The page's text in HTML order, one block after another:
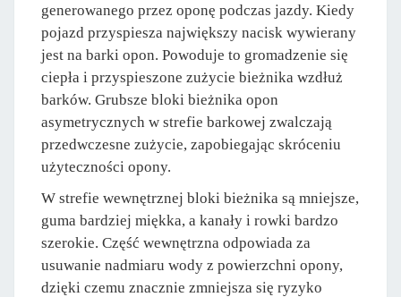
generowanego przez oponę podczas jazdy. Kiedy
pojazd przyspiesza największy nacisk wywierany
jest na barki opon. Powoduje to gromadzenie się
ciepła i przyspieszone zużycie bieżnika wzdłuż
barków. Grubsze bloki bieżnika opon
asymetrycznych w strefie barkowej zwalczają
przedwczesne zużycie, zapobiegając skróceniu
użyteczności opony.
W strefie wewnętrznej bloki bieżnika są mniejsze,
guma bardziej miękka, a kanały i rowki bardzo
szerokie. Część wewnętrzna odpowiada za
usuwanie nadmiaru wody z powierzchni opony,
dzięki czemu znacznie zmniejsza się ryzyko